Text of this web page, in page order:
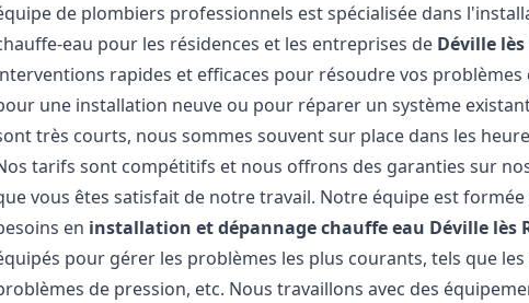
de plombiers professionnels est spécialisée dans
eau pour les résidences et les entreprises de Déville
rapides et efficaces pour résoudre vos problèmes
une installation neuve ou pour réparer un système
très courts, nous sommes souvent sur place dans les
tarifs sont compétitifs et nous offrons des garanties sur
vous êtes satisfait de notre travail. Notre équipe est
en installation et dépannage chauffe eau Déville lès
pour gérer les problèmes les plus courants, tels que les
de pression, etc. Nous travaillons avec des